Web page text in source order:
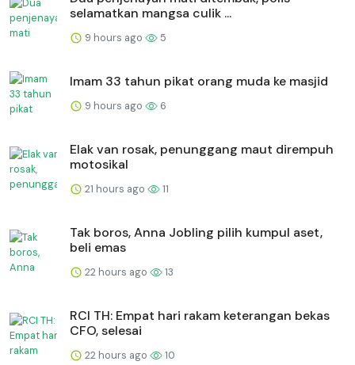
selamatkan mangsa culik ...
9 hours ago 5
Imam 33 tahun pikat orang muda ke masjid
9 hours ago 6
Elak van rosak, penunggang maut dirempuh
motosikal
21 hours ago 11
Tak boros, Anna Jobling pilih kumpul aset,
beli emas
22 hours ago 13
RCI TH: Empat hari rakam keterangan bekas
CFO, selesai
22 hours ago 10